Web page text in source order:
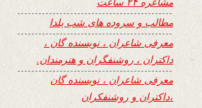
مطالب و سروده های شب یلدا
معرفی شاعران ، نویسنده گان ،
داکتران ، روشنفگران و هنرمندان.
معرفی شاعران ، نویسنده گان
،داکتران و روشنفکران